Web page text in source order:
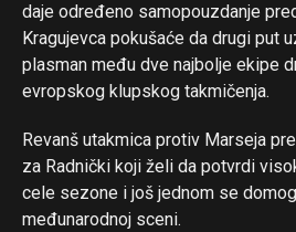
daje određeno samopouzdanje
Kragujevca pokušaće da drugi put
plasman među dve najbolje ekipe
evropskog klupskog takmičenja.
Revanš utakmica protiv Marseja
za Radnički koji želi da potvrdi
cele sezone i još jednom se
međunarodnoj sceni.
Flipboard
Reddit